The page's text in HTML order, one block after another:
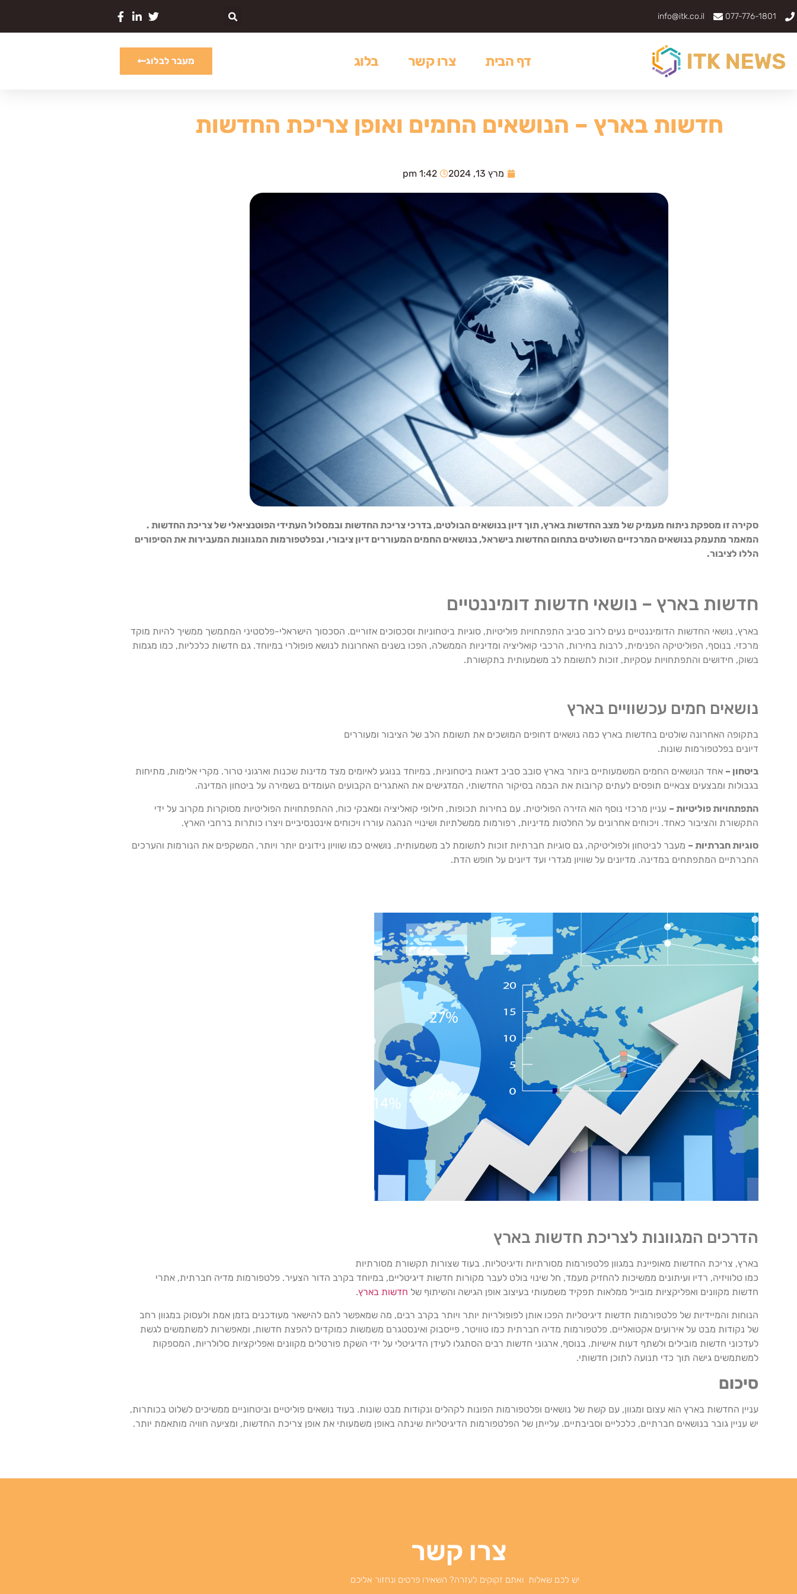
077-776-1801
info@itk.co.il
דף הבית צרו קשר בלוג מעבר לבלוג
חדשות בארץ – הנושאים החמים ואופן צריכת החדשות
מרץ 13, 2024 1:42 pm
סקירה זו מספקת ניתוח מעמיק של מצב החדשות בארץ, תוך דיון בנושאים הבולטים, בדרכי צריכת החדשות ובמסלול העתידי הפוטנציאלי של צריכת החדשות .
המאמר מתעמק בנושאים המרכזיים השולטים בתחום החדשות בישראל, בנושאים החמים המעוררים דיון ציבורי, ובפלטפורמות המגוונות המעבירות את הסיפורים
הללו לציבור.
חדשות בארץ – נושאי חדשות דומיננטיים
בארץ, נושאי החדשות הדומיננטיים נעים לרוב סביב התפתחויות פוליטיות, סוגיות ביטחוניות וסכסוכים אזוריים. הסכסוך הישראלי-פלסטיני המתמשך ממשיך להיות מוקד
מרכזי. בנוסף, הפוליטיקה הפנימית, לרבות בחירות, הרכבי קואליציה ומדיניות הממשלה, הפכו בשנים האחרונות לנושא פופולרי במיוחד. גם חדשות כלכליות, כמו מגמות
בשוק, חידושים והתפתחויות עסקיות, זוכות לתשומת לב משמעותית בתקשורת.
נושאים חמים עכשוויים בארץ
בתקופה האחרונה שולטים בחדשות בארץ כמה נושאים דחופים המושכים את תשומת הלב של הציבור ומעוררים
דיונים בפלטפורמות שונות.
ביטחון – אחד הנושאים החמים המשמעותיים ביותר בארץ סובב סביב דאגות ביטחוניות, במיוחד בנוגע לאיומים מצד מדינות שכנות וארגוני טרור. מקרי אלימות, מתיחות
בגבולות ומבצעים צבאיים תופסים לעתים קרובות את הבמה בסיקור החדשותי, המדגישים את האתגרים הקבועים העומדים בשמירה על ביטחון המדינה.
התפתחויות פוליטיות – עניין מרכזי נוסף הוא הזירה הפוליטית. עם בחירות תכופות, חילופי קואליציה ומאבקי כוח, ההתפתחויות הפוליטיות מסוקרות מקרוב על ידי
התקשורת והציבור כאחד. ויכוחים אחרונים על החלטות מדיניות, רפורמות ממשלתיות ושינויי הנהגה עוררו ויכוחים אינטנסיביים ויצרו כותרות ברחבי הארץ.
סוגיות חברתיות – מעבר לביטחון ולפוליטיקה, גם סוגיות חברתיות זוכות לתשומת לב משמעותית. נושאים כמו שוויון נידונים יותר ויותר, המשקפים את הנורמות והערכים
החברתיים המתפתחים במדינה. מדיונים על שוויון מגדרי ועד דיונים על חופש הדת.
הדרכים המגוונות לצריכת חדשות בארץ
בארץ, צריכת החדשות מאופיינת במגוון פלטפורמות מסורתיות ודיגיטליות. בעוד שצורות תקשורת מסורתיות
כמו טלוויזיה, רדיו ועיתונים ממשיכות להחזיק מעמד, חל שינוי בולט לעבר מקורות חדשות דיגיטליים, במיוחד בקרב הדור הצעיר. פלטפורמות מדיה חברתית, אתרי
חדשות מקוונים ואפליקציות מובייל ממלאות תפקיד משמעותי בעיצוב אופן הגישה והשיתוף של חדשות בארץ.
הנוחות והמיידיות של פלטפורמות חדשות דיגיטליות הפכו אותן לפופולריות יותר ויותר בקרב רבים, מה שמאפשר להם להישאר מעודכנים בזמן אמת ולעסוק במגוון רחב
של נקודות מבט על אירועים אקטואליים. פלטפורמות מדיה חברתית כמו טוויטר, פייסבוק ואינסטגרם משמשות כמוקדים להפצת חדשות, ומאפשרות למשתמשים לגשת
לעדכוני חדשות מובילים ולשתף דעות אישיות. בנוסף, ארגוני חדשות רבים הסתגלו לעידן הדיגיטלי על ידי השקת פורטלים מקוונים ואפליקציות סלולריות, המספקות
למשתמשים גישה תוך כדי תנועה לתוכן חדשותי.
סיכום
עניין החדשות בארץ הוא עצום ומגוון, עם קשת של נושאים ופלטפורמות הפונות לקהלים ונקודות מבט שונות. בעוד נושאים פוליטיים וביטחוניים ממשיכים לשלוט בכותרות,
יש עניין גובר בנושאים חברתיים, כלכליים וסביבתיים. עלייתן של הפלטפורמות הדיגיטליות שינתה באופן משמעותי את אופן צריכת החדשות, ומציעה חוויה מותאמת יותר.
צרו קשר
יש לכם שאלות ואתם זקוקים לעזרה? השאירו פרטים ונחזור אליכם